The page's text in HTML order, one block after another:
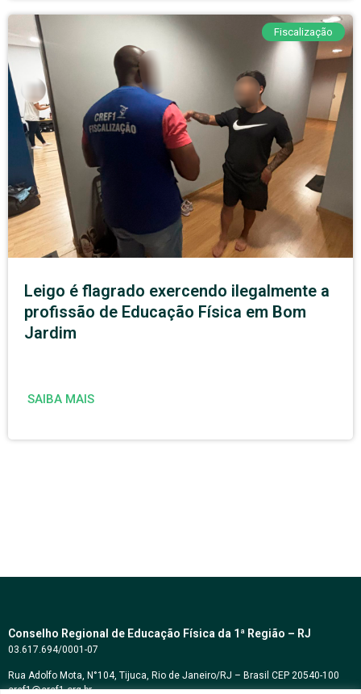
Fiscalização
Leigo é flagrado exercendo ilegalmente a
profissão de Educação Física em Bom
Jardim
SAIBA MAIS
Conselho Regional de Educação Física da 1ª Região – RJ
03.617.694/0001-07
Rua Adolfo Mota, N°104, Tijuca, Rio de Janeiro/RJ – Brasil CEP 20540-100
cref1@cref1.org.br